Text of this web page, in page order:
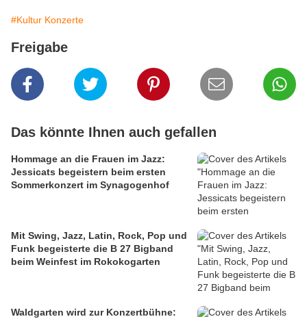
#Kultur Konzerte
Freigabe
Das könnte Ihnen auch gefallen
Hommage an die Frauen im Jazz:
Jessicats begeistern beim ersten
Sommerkonzert im Synagogenhof
Mit Swing, Jazz, Latin, Rock, Pop und
Funk begeisterte die B 27 Bigband
beim Weinfest im Rokokogarten
Waldgarten wird zur Konzertbühne: